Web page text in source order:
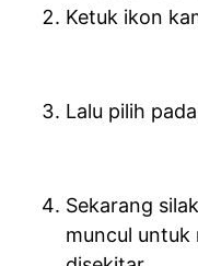
Ketuk ikon
Lalu pilih
Sekarang
muncul untuk